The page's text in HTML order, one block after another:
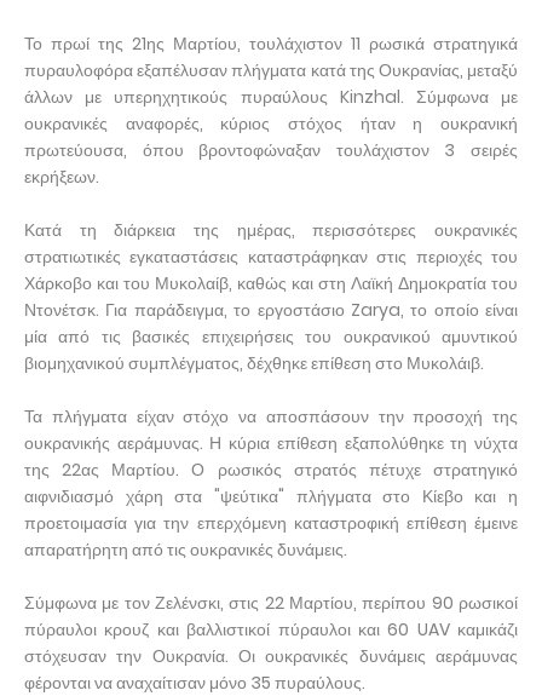
Το πρωί της 21ης Μαρτίου, τουλάχιστον 11 ρωσικά στρατηγικά
πυραυλοφόρα εξαπέλυσαν πλήγματα κατά της Ουκρανίας, μεταξύ
άλλων με υπερηχητικούς πυραύλους Kinzhal. Σύμφωνα με
ουκρανικές αναφορές, κύριος στόχος ήταν η ουκρανική
πρωτεύουσα, όπου βροντοφώναξαν τουλάχιστον 3 σειρές
εκρήξεων.
Κατά τη διάρκεια της ημέρας, περισσότερες ουκρανικές
στρατιωτικές εγκαταστάσεις καταστράφηκαν στις περιοχές του
Χάρκοβο και του Μυκολαίβ, καθώς και στη Λαϊκή Δημοκρατία του
Ντονέτσκ. Για παράδειγμα, το εργοστάσιο Zarya, το οποίο είναι
μία από τις βασικές επιχειρήσεις του ουκρανικού αμυντικού
βιομηχανικού συμπλέγματος, δέχθηκε επίθεση στο Μυκολάιβ.
Τα πλήγματα είχαν στόχο να αποσπάσουν την προσοχή της
ουκρανικής αεράμυνας. Η κύρια επίθεση εξαπολύθηκε τη νύχτα
της 22ας Μαρτίου. Ο ρωσικός στρατός πέτυχε στρατηγικό
αιφνιδιασμό χάρη στα "ψεύτικα" πλήγματα στο Κίεβο και η
προετοιμασία για την επερχόμενη καταστροφική επίθεση έμεινε
απαρατήρητη από τις ουκρανικές δυνάμεις.
Σύμφωνα με τον Ζελένσκι, στις 22 Μαρτίου, περίπου 90 ρωσικοί
πύραυλοι κρουζ και βαλλιστικοί πύραυλοι και 60 UAV καμικάζι
στόχευσαν την Ουκρανία. Οι ουκρανικές δυνάμεις αεράμυνας
φέρονται να αναχαίτισαν μόνο 35 πυραύλους.